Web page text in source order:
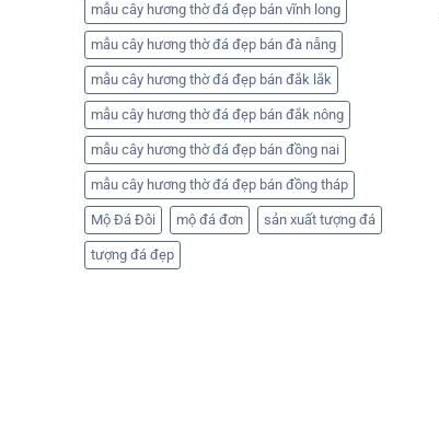
mẫu cây hương thờ đá đẹp bán vĩnh long
mẫu cây hương thờ đá đẹp bán đà nẵng
mẫu cây hương thờ đá đẹp bán đắk lắk
mẫu cây hương thờ đá đẹp bán đắk nông
mẫu cây hương thờ đá đẹp bán đồng nai
mẫu cây hương thờ đá đẹp bán đồng tháp
Mộ Đá Đôi mộ đá đơn sản xuất tượng đá
tượng đá đẹp